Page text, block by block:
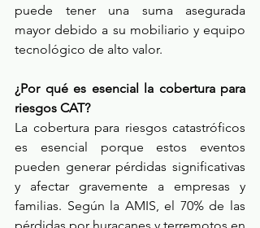
puede tener una suma asegurada
mayor debido a su mobiliario y equipo
tecnológico de alto valor.
¿Por qué es esencial la cobertura para
riesgos CAT?
La cobertura para riesgos catastróficos
es esencial porque estos eventos
pueden generar pérdidas significativas
y afectar gravemente a empresas y
familias. Según la AMIS, el 70% de las